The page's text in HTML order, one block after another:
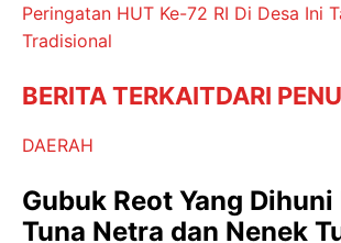
Peringatan HUT Ke-72 RI Di Desa Ini
Tradisional
BERITA TERKAITDARI
DAERAH
Gubuk Reot Yang Dihuni
Tuna Netra dan Nenek